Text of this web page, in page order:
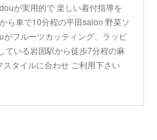
が実用的で 楽しい着付指導を
ら車で10分程の平田salon 野菜ソ
がフルーツカッティング、ラッピ
ている岩国駅から徒歩7分程の麻
スタイルに合わせ ご利用下さい